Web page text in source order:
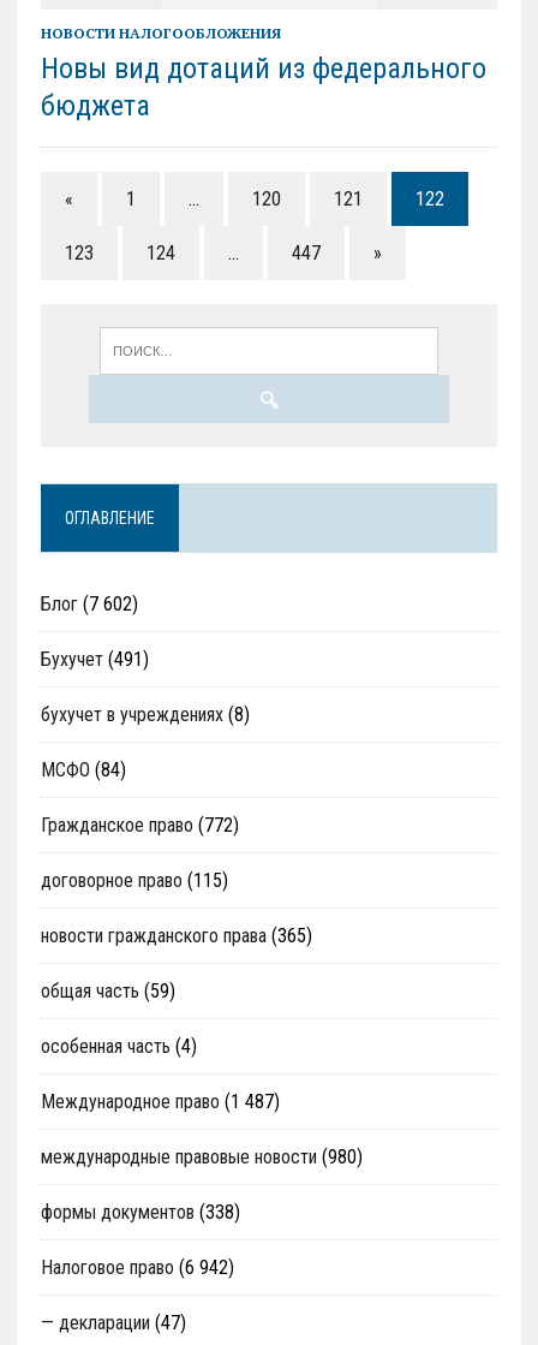
НОВОСТИ НАЛОГООБЛОЖЕНИЯ
Новы вид дотаций из федерального
бюджета
« 1 … 120 121 122
123 124 … 447 »
ОГЛАВЛЕНИЕ
Блог(7 602)
Бухучет(491)
бухучет в учреждениях(8)
МСФО (84)
Гражданское право (772)
договорное право (115)
новости гражданского права(365)
общая часть (59)
особенная часть (4)
Международное право (1 487)
международные правовые новости (980)
формы документов (338)
Налоговое право (6 942)
— декларации (47)